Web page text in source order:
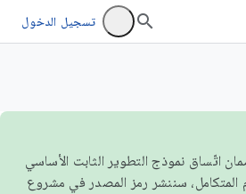
تسجيل الدخول
من عام 2026، ولضمان اتّساق نموذج التطوير الثابت الأساسي
المتكامل، سننشر رمز المصدر في مشروع